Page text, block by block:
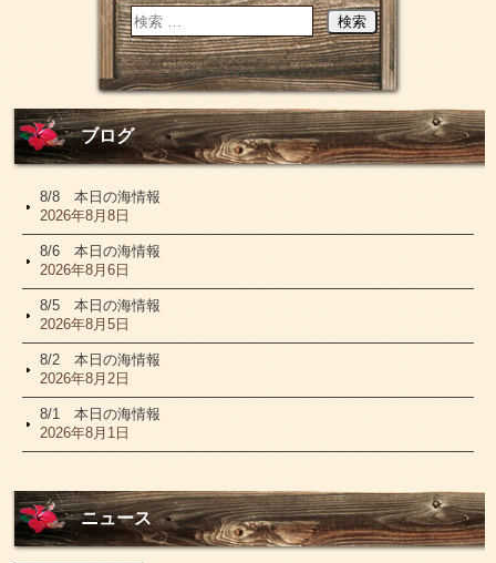
ブログ
8/8 本日の海情報
2026年8月8日
8/6 本日の海情報
2026年8月6日
8/5 本日の海情報
2026年8月5日
8/2 本日の海情報
2026年8月2日
8/1 本日の海情報
2026年8月1日
ニュース